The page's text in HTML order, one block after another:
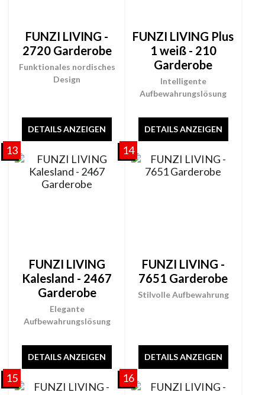
Funktionales nordisches
Design
FUNZI LIVING -
2720 Garderobe
DETAILS ANZEIGEN
Intelligente
Aufbewahrungslösung
FUNZI LIVING Plus
1 weiß - 210
Garderobe
DETAILS ANZEIGEN
13
Elegante
Aufbewahrungslösung
FUNZI LIVING
Kalesland - 2467
Garderobe
DETAILS ANZEIGEN
14
Stilvolle Aufbewahrung
FUNZI LIVING -
7651 Garderobe
DETAILS ANZEIGEN
15 16